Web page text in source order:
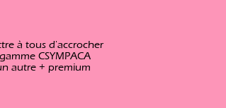
à tous d'accrocher
CSYMPACA
autre + premium